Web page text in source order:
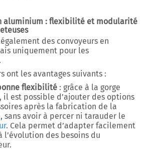
aluminium : flexibilité et modularité
des convoyeurs en
uniquement pour les
ont les avantages suivants :
flexibilité : grâce à la gorge
il est possible d’ajouter des options
après la fabrication de la
sans avoir à percer ni tarauder le
. Cela permet d’adapter facilement
l’évolution des besoins du